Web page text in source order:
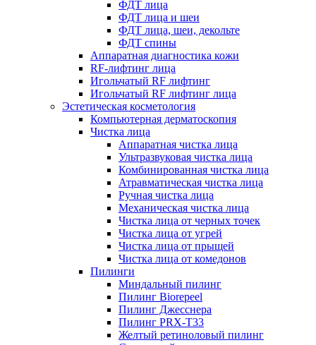
ФДТ лица
ФДТ лица и шеи
ФДТ лица, шеи, декольте
ФДТ спины
Аппаратная диагностика кожи
RF-лифтинг лица
Игольчатый RF лифтинг
Игольчатый RF лифтинг лица
Эстетическая косметология
Компьютерная дерматоскопия
Чистка лица
Аппаратная чистка лица
Ультразвуковая чистка лица
Комбинированная чистка лица
Атравматическая чистка лица
Ручная чистка лица
Механическая чистка лица
Чистка лица от черных точек
Чистка лица от угрей
Чистка лица от прыщей
Чистка лица от комедонов
Пилинги
Миндальный пилинг
Пилинг Biorepeel
Пилинг Джесснера
Пилинг PRX-T33
Желтый ретиноловый пилинг